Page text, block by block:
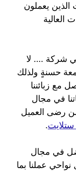
الذين يعملون
العالية
شركة …. لا
حسنةٍ ولذلك
مع زبائننا
في مجال
من رضى العميل
.
في مجال
عملنا بما